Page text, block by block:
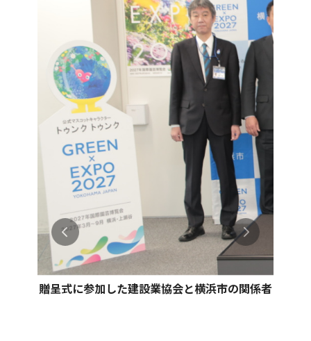
贈呈式に参加した建設業協会と横浜市の関係者